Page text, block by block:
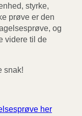
styrke,
prøve er den
og
videre til de
snak!
her